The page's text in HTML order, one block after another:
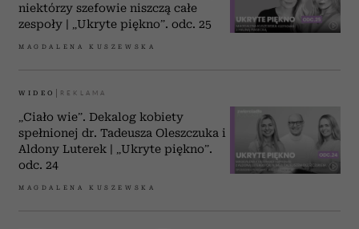
niektórzy szefowie niszczą całe
zespoły | „Ukryte piękno”. odc. 25
MAGDALENA KUSZEWSKA
WIDEO
„Ciało wie”. Dekalog kobiety
spełnionej dr. Tadeusza Oleszczuka i
Aldony Luterek | „Ukryte piękno”.
odc. 24
MAGDALENA KUSZEWSKA